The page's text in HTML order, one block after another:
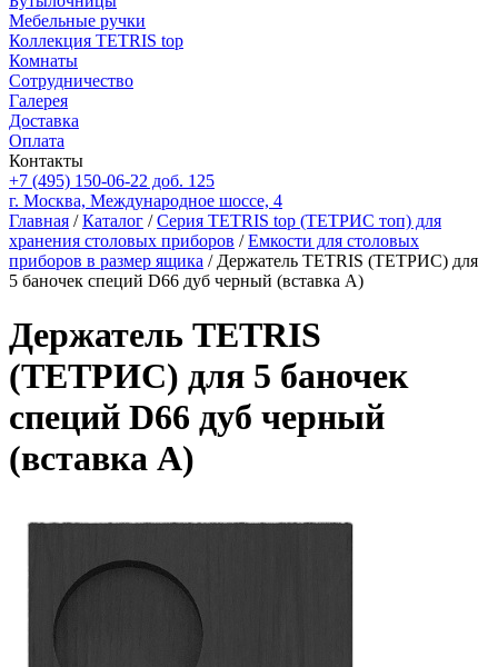
Мебельные ручки
Коллекция TETRIS top
Комнаты
Сотрудничество
Галерея
Доставка
Оплата
Контакты
+7 (495) 150-06-22 доб. 125
г. Москва, Международное шоссе, 4
Главная /Каталог /Серия TETRIS top (ТЕТРИС топ) для
хранения столовых приборов /Емкости для столовых
приборов в размер ящика / Держатель TETRIS (ТЕТРИС) для
5 баночек специй D66 дуб черный (вставка А)
Держатель TETRIS
(ТЕТРИС) для 5 баночек
специй D66 дуб черный
(вставка А)